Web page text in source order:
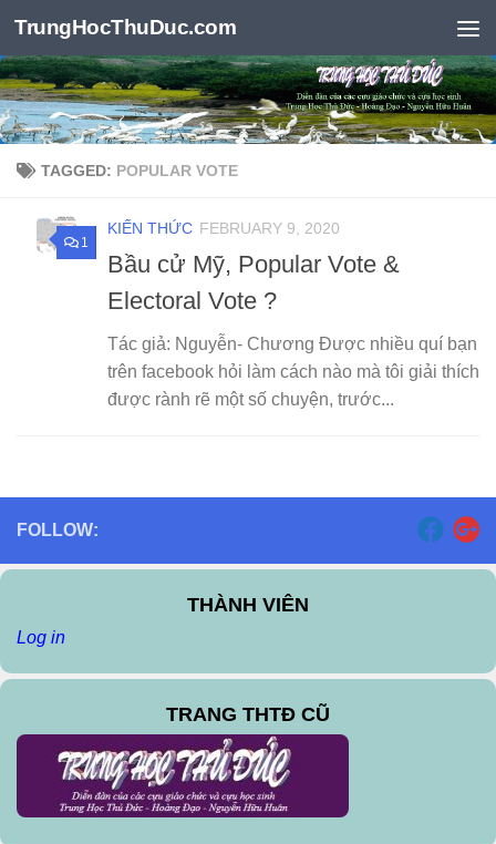
Skip to content
TrungHocThuDuc.com
TAGGED: POPULAR VOTE
1
KIẾN THỨC FEBRUARY 9, 2020
Bầu cử Mỹ, Popular Vote &
Electoral Vote ?
Tác giả: Nguyễn- Chương Được nhiều quí bạn
trên facebook hỏi làm cách nào mà tôi giải thích
được rành rẽ một số chuyện, trước...
FOLLOW:
THÀNH VIÊN
Log in
TRANG THTĐ CŨ